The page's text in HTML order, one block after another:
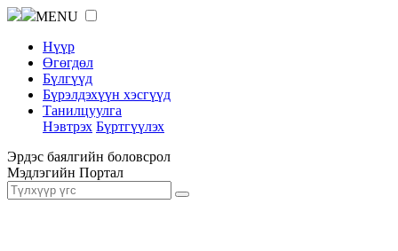
MENU
Нүүр
Өгөгдөл
Бүлгүүд
Бүрэлдэхүүн хэсгүүд
Танилцуулга
Нэвтрэх Бүртгүүлэх
Эрдэс баялгийн боловсрол
Мэдлэгийн Портал